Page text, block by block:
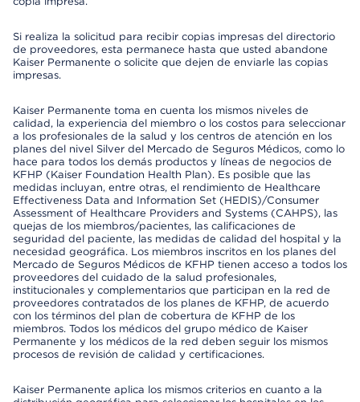
Si realiza la solicitud para recibir copias impresas del directorio
de proveedores, esta permanece hasta que usted abandone
Kaiser Permanente o solicite que dejen de enviarle las copias
impresas.
Kaiser Permanente toma en cuenta los mismos niveles de
calidad, la experiencia del miembro o los costos para seleccionar
a los profesionales de la salud y los centros de atención en los
planes del nivel Silver del Mercado de Seguros Médicos, como lo
hace para todos los demás productos y líneas de negocios de
KFHP (Kaiser Foundation Health Plan). Es posible que las
medidas incluyan, entre otras, el rendimiento de Healthcare
Effectiveness Data and Information Set (HEDIS)/Consumer
Assessment of Healthcare Providers and Systems (CAHPS), las
quejas de los miembros/pacientes, las calificaciones de
seguridad del paciente, las medidas de calidad del hospital y la
necesidad geográfica. Los miembros inscritos en los planes del
Mercado de Seguros Médicos de KFHP tienen acceso a todos los
proveedores del cuidado de la salud profesionales,
institucionales y complementarios que participan en la red de
proveedores contratados de los planes de KFHP, de acuerdo
con los términos del plan de cobertura de KFHP de los
miembros. Todos los médicos del grupo médico de Kaiser
Permanente y los médicos de la red deben seguir los mismos
procesos de revisión de calidad y certificaciones.
Kaiser Permanente aplica los mismos criterios en cuanto a la